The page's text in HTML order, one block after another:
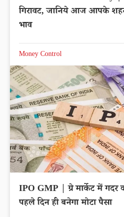
गिरावट, जानिये आज आपके
भाव
Money Control
IPO GMP | ग्रे मार्केट में गदर
पहले दिन ही बनेगा मोटा पैसा